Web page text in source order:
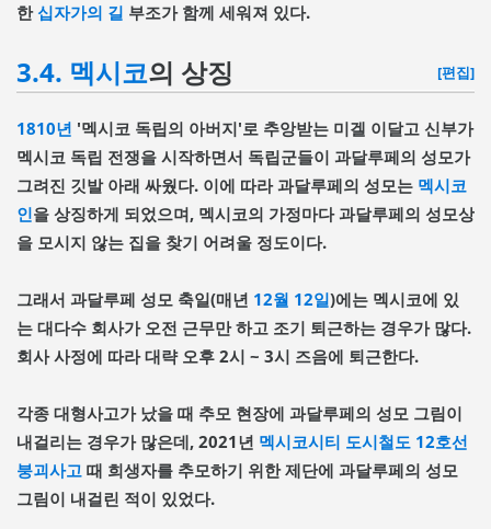
한십자가의 길 부조가 함께 세워져 있다.
3.4. 멕시코의 상징 [편집]
1810년 '멕시코 독립의 아버지'로 추앙받는 미겔 이달고 신부가
멕시코 독립 전쟁을 시작하면서 독립군들이 과달루페의 성모가
그려진 깃발 아래 싸웠다. 이에 따라 과달루페의 성모는 멕시코
인을 상징하게 되었으며, 멕시코의 가정마다 과달루페의 성모상
을 모시지 않는 집을 찾기 어려울 정도이다.
그래서 과달루페 성모 축일(매년 12월 12일)에는 멕시코에 있
는 대다수 회사가 오전 근무만 하고 조기 퇴근하는 경우가 많다.
회사 사정에 따라 대략 오후 2시 ~ 3시 즈음에 퇴근한다.
각종 대형사고가 났을 때 추모 현장에 과달루페의 성모 그림이
내걸리는 경우가 많은데, 2021년 멕시코시티 도시철도 12호선
붕괴사고때 희생자를 추모하기 위한 제단에 과달루페의 성모
그림이 내걸린 적이 있었다.